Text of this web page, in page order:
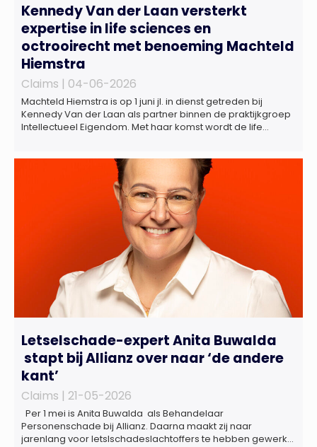
Kennedy Van der Laan versterkt
expertise in life sciences en
octrooirecht met benoeming Machteld
Hiemstra
Claims | 04-06-2026
Machteld Hiemstra is op 1 juni jl. in dienst getreden bij
Kennedy Van der Laan als partner binnen de praktijkgroep
Intellectueel Eigendom. Met haar komst wordt de life
gespecialiseerd in nationale en internationale wet- en
regelgeving relevant voor de life sciences sector en de […]
Letselschade-expert Anita Buwalda
stapt bij Allianz over naar ‘de andere
kant’
Claims | 21-05-2026
Per 1 mei is Anita Buwalda als Behandelaar
Personenschade bij Allianz. Daarna maakt zij naar
jarenlang voor letslschadeslachtoffers te hebben gewerkt